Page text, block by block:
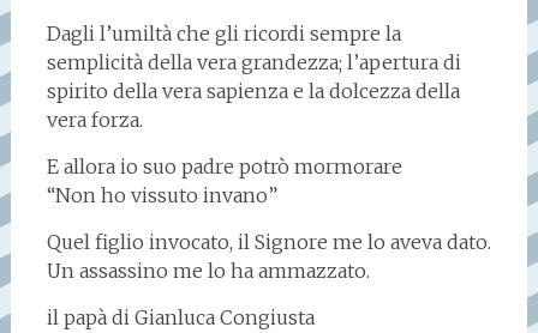
Dagli l’umiltà che gli ricordi sempre la
semplicità della vera grandezza; l’apertura di
spirito della vera sapienza e la dolcezza della
vera forza.
E allora io suo padre potrò mormorare
“Non ho vissuto invano”
Quel figlio invocato, il Signore me lo aveva dato.
Un assassino me lo ha ammazzato.
il papà di Gianluca Congiusta